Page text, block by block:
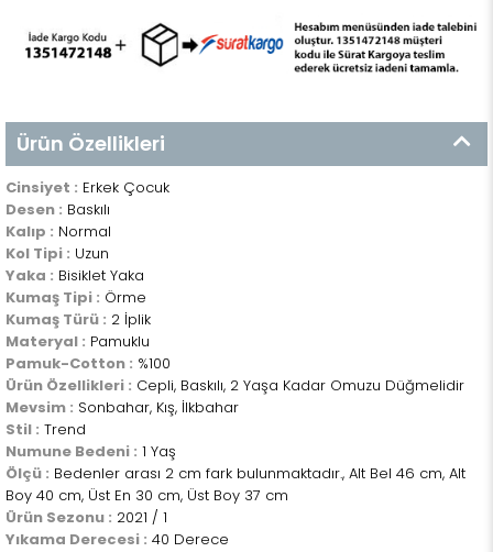
Ürün Özellikleri
Cinsiyet : Erkek Çocuk
Desen : Baskılı
Kalıp : Normal
Kol Tipi : Uzun
Yaka : Bisiklet Yaka
Kumaş Tipi : Örme
Kumaş Türü : 2 İplik
Materyal : Pamuklu
Pamuk-Cotton : %100
Ürün Özellikleri : Cepli, Baskılı, 2 Yaşa Kadar Omuzu Düğmelidir
Mevsim : Sonbahar, Kış, İlkbahar
Stil : Trend
Numune Bedeni : 1 Yaş
Ölçü : Bedenler arası 2 cm fark bulunmaktadır., Alt Bel 46 cm, Alt
Boy 40 cm, Üst En 30 cm, Üst Boy 37 cm
Ürün Sezonu : 2021 / 1
Yıkama Derecesi : 40 Derece